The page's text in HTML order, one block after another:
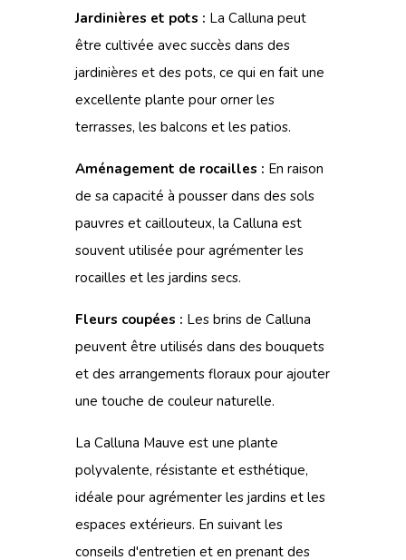
Jardinières et pots : La Calluna peut
être cultivée avec succès dans des
jardinières et des pots, ce qui en fait une
excellente plante pour orner les
terrasses, les balcons et les patios.
Aménagement de rocailles : En raison
de sa capacité à pousser dans des sols
pauvres et caillouteux, la Calluna est
souvent utilisée pour agrémenter les
rocailles et les jardins secs.
Fleurs coupées : Les brins de Calluna
peuvent être utilisés dans des bouquets
et des arrangements floraux pour ajouter
une touche de couleur naturelle.
La Calluna Mauve est une plante
polyvalente, résistante et esthétique,
idéale pour agrémenter les jardins et les
espaces extérieurs. En suivant les
conseils d'entretien et en prenant des